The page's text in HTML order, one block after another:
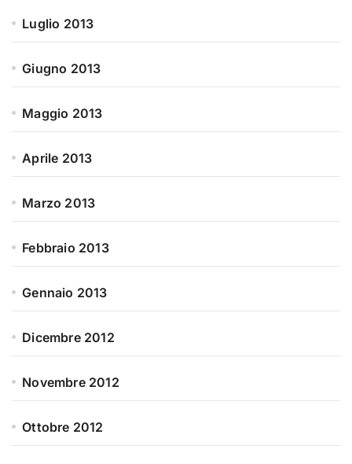
Luglio 2013
Giugno 2013
Maggio 2013
Aprile 2013
Marzo 2013
Febbraio 2013
Gennaio 2013
Dicembre 2012
Novembre 2012
Ottobre 2012